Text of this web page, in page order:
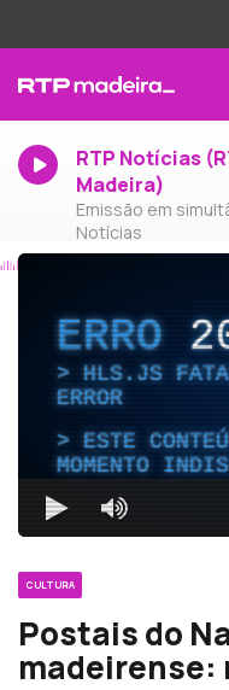
RTP Notícias
Madeira)
Emissão em
Notícias
ERRO
HLS.JS
ERROR
ESTE
MOMENTO
CULTURA
Postais do
madeirense: